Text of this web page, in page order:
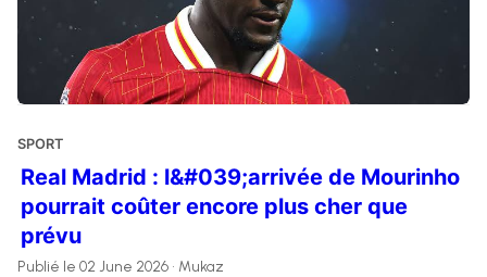
SPORT
Real Madrid : l&#039;arrivée de Mourinho
pourrait coûter encore plus cher que
prévu
Publié le 02 June 2026 • Mukaz